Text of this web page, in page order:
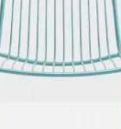
S.K geeft de patio
en grafische
eettafel of cafétafel
en omhullende
Geschikt voor